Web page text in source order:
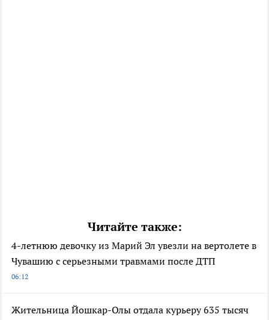
Читайте также:
4-летнюю девочку из Марий Эл увезли на вертолете в
Чувашию с серьезными травмами после ДТП
06:12
Жительница Йошкар-Олы отдала курьеру 635 тысяч